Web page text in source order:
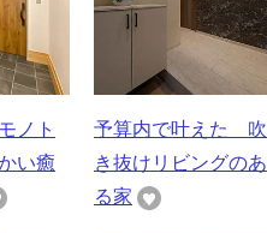
ノト
い癒
予算内で叶えた 吹
き抜けリビングのあ
る家